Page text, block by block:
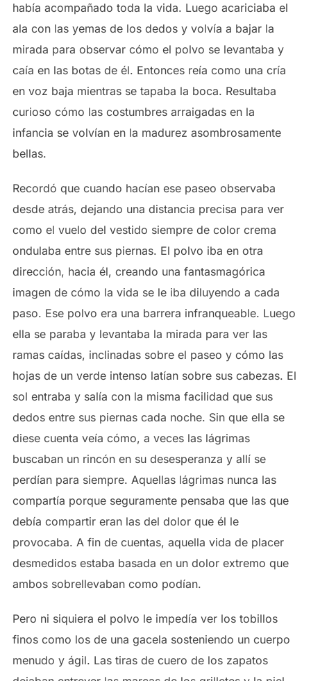
había acompañado toda la vida. Luego acariciaba el
ala con las yemas de los dedos y volvía a bajar la
mirada para observar cómo el polvo se levantaba y
caía en las botas de él. Entonces reía como una cría
en voz baja mientras se tapaba la boca. Resultaba
curioso cómo las costumbres arraigadas en la
infancia se volvían en la madurez asombrosamente
bellas.
Recordó que cuando hacían ese paseo observaba
desde atrás, dejando una distancia precisa para ver
como el vuelo del vestido siempre de color crema
ondulaba entre sus piernas. El polvo iba en otra
dirección, hacia él, creando una fantasmagórica
imagen de cómo la vida se le iba diluyendo a cada
paso. Ese polvo era una barrera infranqueable. Luego
ella se paraba y levantaba la mirada para ver las
ramas caídas, inclinadas sobre el paseo y cómo las
hojas de un verde intenso latían sobre sus cabezas. El
sol entraba y salía con la misma facilidad que sus
dedos entre sus piernas cada noche. Sin que ella se
diese cuenta veía cómo, a veces las lágrimas
buscaban un rincón en su desesperanza y allí se
perdían para siempre. Aquellas lágrimas nunca las
compartía porque seguramente pensaba que las que
debía compartir eran las del dolor que él le
provocaba. A fin de cuentas, aquella vida de placer
desmedidos estaba basada en un dolor extremo que
ambos sobrellevaban como podían.
Pero ni siquiera el polvo le impedía ver los tobillos
finos como los de una gacela sosteniendo un cuerpo
menudo y ágil. Las tiras de cuero de los zapatos